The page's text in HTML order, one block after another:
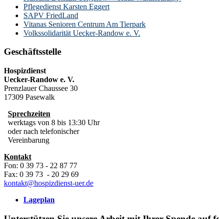
Pflegedienst Karsten Eggert
SAPV FriedLand
Vitanas Senioren Centrum Am Tierpark
Volkssolidarität Uecker-Randow e. V.
Geschäftsstelle
Hospizdienst
Uecker-Randow e. V.
Prenzlauer Chaussee 30
17309 Pasewalk
Sprechzeiten
werktags von 8 bis 13:30 Uhr
oder nach telefonischer
Vereinbarung
Kontakt
Fon: 0 39 73 - 22 87 77
Fax: 0 39 73 - 20 29 69
kontakt@hospizdienst-uer.de
Lageplan